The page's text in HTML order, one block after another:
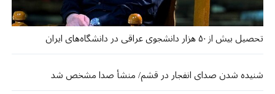
تحصیل بیش از ۵۰ هزار دانشجوی عراقی در دانشگاه‌های ایران
شنیده شدن صدای انفجار در قشم/ منشأ صدا مشخص شد